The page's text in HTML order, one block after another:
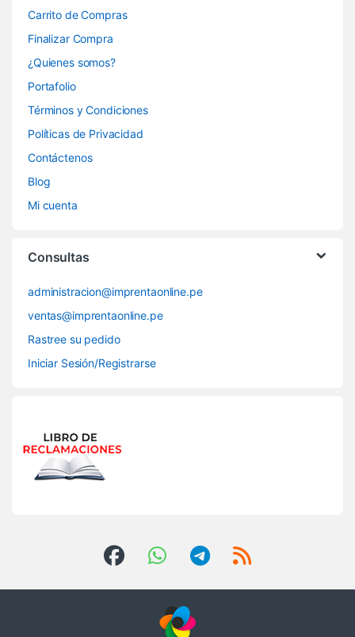
Carrito de Compras
Finalizar Compra
¿Quienes somos?
Portafolio
Términos y Condiciones
Políticas de Privacidad
Contáctenos
Blog
Mi cuenta
Consultas
administracion@imprentaonline.pe
ventas@imprentaonline.pe
Rastree su pedido
Iniciar Sesión/Registrarse